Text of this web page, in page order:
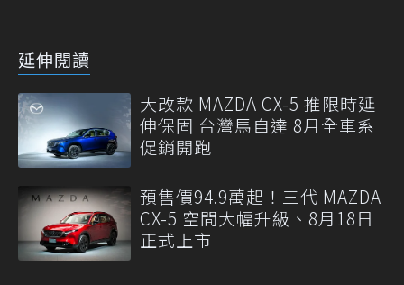
延伸閱讀
大改款 MAZDA CX-5 推限時延
伸保固 台灣馬自達 8月全車系
促銷開跑
預售價94.9萬起！三代 MAZDA
CX-5 空間大幅升級、8月18日
正式上市